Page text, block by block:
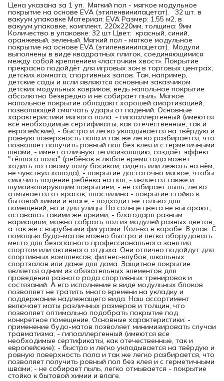
Цена указана за 1 уп. Мягкий пол - мягкое модульное
покрытие на основе EVA (этиленвинилацетат). 32 шт. в
вакуум.упаковке Материал: EVA Размер: 1,55 м2, в
вакуум.упаковке, комплект, 220х220мм, толщина: 9мм
Количество в упаковке: 32 шт Цвет: красный, синий,
оранжевый, зеленый. Мягкий пол - мягкое модульное
покрытие на основе EVA (этиленвинилацетат). Модули
выполнены в виде квадратных плиток, соединяющимися
между собой креплением «ласточкин хвост». Покрытие
прекрасно подойдёт для игровых зон в торговых центрах,
детских комната, спортивных залов. Так, например,
детские сады и ясли являются основным заказчиком
детских модульных ковриков, ведь напольное покрытие
абсолютно безвредно и не собирает пыль. Мягкое
напольное покрытие обладают хорошей амортизацией,
позволяющей смягчать удары от падений. Основные
характеристики мягкого пола: - гипоаллергенный (имеются
все необходимые сертификаты, как отечественные, так и
европейские); - быстро и легко укладывается на твёрдую и
ровную поверхность пола и так же легко разбирается, что
позволяет получить ровный пол без клея и с герметичными
швами; - имеет отличную теплоизоляцию, создаёт эффект
"тёплого пола" (ребёнок в любое время года может
ходить по такому полу босиком, сидеть или лежать на нём,
не чувствуя холода); - покрытие достаточно мягкое, чтобы
смягчить падение ребёнка на пол; - является также и
шумоизолирующим покрытием; - не собирает пыль, легко
отмывается от красок, пластилина - покрытие стойко к
бытовой химии и влаге; - подходит не только для
помещений, но и для улицы. На солнце цвета не выгорают,
оставаясь такими же яркими; - благодаря разным
вариациям, можно собрать пол из модулей разных цветов,
а так же с вырубными фигурами. Кол-во в коробе: 8 упак С
помощью будо-матов можно быстро и легко оборудовать
место для безопасного профессионального занятия
спортом или активного отдыха. Они отлично подойдут для
спортивных комплексов, фитнес-клубов, школьных
спортзалов или даже для дома. Защитное покрытие
является одним из обязательных элементов для
проведения разного рода спортивных тренировок и
состязаний. А его исполнение в виде модульных блоков
позволяет не тратить много времени на укладку и
поддержание надлежащего вида. Наш ассортимент
включает маты различных размеров и толщин, что
позволяет оптимально подобрать покрытие под
конкретное помещение. Основные характеристики: -
применение будо-матов позволяет минимизировать случаи
травматизма; - гипоаллергенный (имеются все
необходимые сертификаты, как отечественные, так и
европейские); - быстро и легко укладывается на твёрдую и
ровную поверхность пола и так же легко разбирается, что
позволяет получить ровный пол без клея и с герметичными
швами; - не собирает пыль, легко отмывается - покрытие
стойко к бытовой химии и влаге.